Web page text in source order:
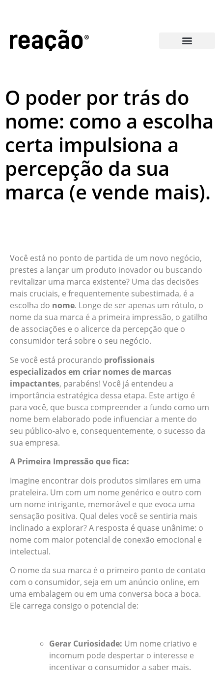
O poder por trás do
nome: como a escolha
certa impulsiona a
percepção da sua
marca (e vende mais).
Você está no ponto de partida de um novo negócio,
prestes a lançar um produto inovador ou buscando
revitalizar uma marca existente? Uma das decisões
mais cruciais, e frequentemente subestimada, é a
escolha do nome. Longe de ser apenas um rótulo, o
nome da sua marca é a primeira impressão, o gatilho
de associações e o alicerce da percepção que o
consumidor terá sobre o seu negócio.
Se você está procurando profissionais
especializados em criar nomes de marcas
impactantes, parabéns! Você já entendeu a
importância estratégica dessa etapa. Este artigo é
para você, que busca compreender a fundo como um
nome bem elaborado pode influenciar a mente do
seu público-alvo e, consequentemente, o sucesso da
sua empresa.
A Primeira Impressão que fica:
Imagine encontrar dois produtos similares em uma
prateleira. Um com um nome genérico e outro com
um nome intrigante, memorável e que evoca uma
sensação positiva. Qual deles você se sentiria mais
inclinado a explorar? A resposta é quase unânime: o
nome com maior potencial de conexão emocional e
intelectual.
O nome da sua marca é o primeiro ponto de contato
com o consumidor, seja em um anúncio online, em
uma embalagem ou em uma conversa boca a boca.
Ele carrega consigo o potencial de:
Gerar Curiosidade: Um nome criativo e
incomum pode despertar o interesse e
incentivar o consumidor a saber mais.